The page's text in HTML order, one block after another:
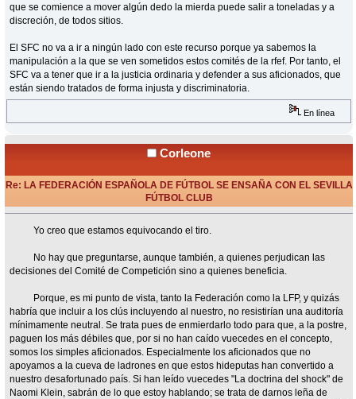
que se comience a mover algún dedo la mierda puede salir a toneladas y a
discreción, de todos sitios.
El SFC no va a ir a ningún lado con este recurso porque ya sabemos la
manipulación a la que se ven sometidos estos comités de la rfef. Por tanto, el
SFC va a tener que ir a la justicia ordinaria y defender a sus aficionados, que
están siendo tratados de forma injusta y discriminatoria.
En línea
Corleone
Re: LA FEDERACIÓN ESPAÑOLA DE FÚTBOL SE ENSAÑA CON EL SEVILLA
FÚTBOL CLUB
Yo creo que estamos equivocando el tiro.
No hay que preguntarse, aunque también, a quienes perjudican las
decisiones del Comité de Competición sino a quienes beneficia.
Porque, es mi punto de vista, tanto la Federación como la LFP, y quizás
habría que incluir a los clús incluyendo al nuestro, no resistirían una auditoría
mínimamente neutral. Se trata pues de enmierdarlo todo para que, a la postre,
paguen los más débiles que, por si no han caído vuecedes en el concepto,
somos los simples aficionados. Especialmente los aficionados que no
apoyamos a la cueva de ladrones en que estos hideputas han convertido a
nuestro desafortunado país. Si han leído vuecedes "La doctrina del shock" de
Naomi Klein, sabrán de lo que estoy hablando; se trata de darnos leña de